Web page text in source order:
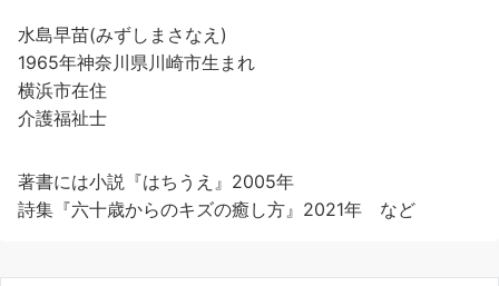
水島早苗(みずしまさなえ)
1965年神奈川県川崎市生まれ
横浜市在住
介護福祉士
著書には小説『はちうえ』2005年
詩集『六十歳からのキズの癒し方』2021年 など